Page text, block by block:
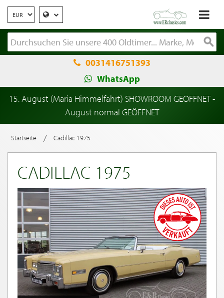
0031416751393
WhatsApp
15. August (Maria Himmelfahrt) SHOWROOM GEÖFFNET -
August normal GEÖFFNET
Startseite / Cadillac 1975
CADILLAC 1975